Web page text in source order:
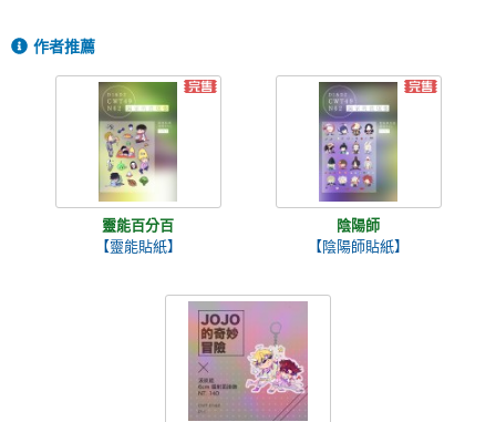
作者推薦
靈能百分百
【靈能貼紙】
陰陽師
【陰陽師貼紙】